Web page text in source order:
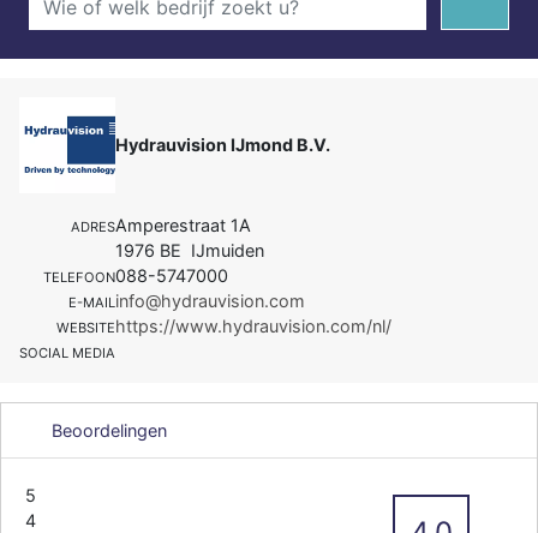
Hydrauvision IJmond B.V.
ADRESAmperestraat 1A
1976 BE IJmuiden
TELEFOON088-5747000
E-MAILinfo@hydrauvision.com
WEBSITEhttps://www.hydrauvision.com/nl/
SOCIAL MEDIA
Beoordelingen
5
4